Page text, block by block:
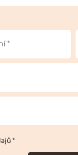
*